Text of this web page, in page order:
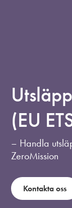
(EU
– Handla
ZeroMission
Kontakta oss